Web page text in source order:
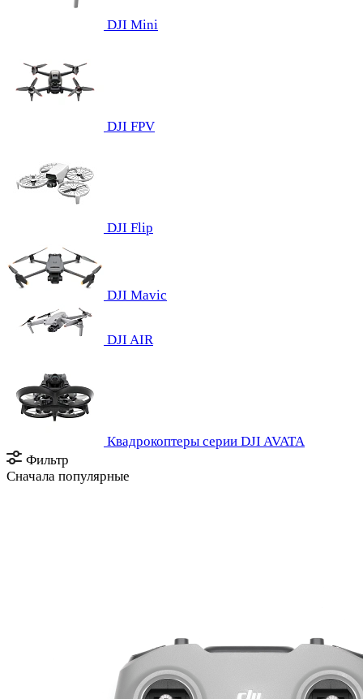
DJI Mini
DJI FPV
DJI Flip
DJI Mavic
DJI AIR
Квадрокоптеры серии DJI AVATA
Фильтр
Сначала популярные